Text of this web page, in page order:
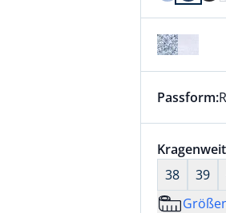
Dieser
Passform:
38
39